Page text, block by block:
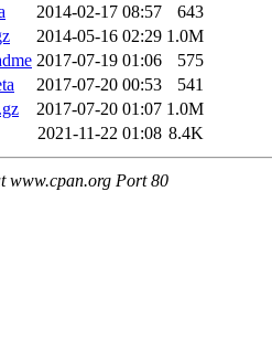
2014-02-17 08:57
643
2014-05-16 02:29 1.0M
2017-07-19 01:06
575
2017-07-20 00:53
541
2017-07-20 01:07 1.0M
2021-11-22 01:08 8.4K
www.cpan.org Port 80